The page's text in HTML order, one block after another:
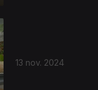
13 nov. 2024